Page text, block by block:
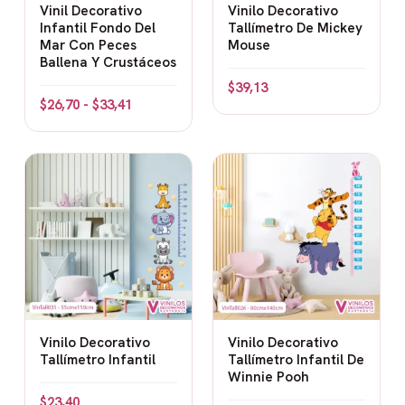
De la selva:Jirafas, elefantes y leones midiendo la
sabana de su habitación.
Ositos, conejitos y animalitos tiernos
para los amantes de la naturaleza.
De unicornios:Magia, arcoíris y sueños para los
pequeños soñadores.
De dinosaurios:
Aventura prehistórica para los futuros
paleontólogos.
De carros:Velocidad y carreras para los pequeños
pilotos.
Diseños educativos:
Aprendiendo geografía mientras mide su
Vinil Decorativo
Infantil Fondo Del
Mar Con Peces
Ballena Y Crustáceos
$26,70 - $33,41
Vinilo Decorativo
Tallímetro De Mickey
Mouse
$39,13
Vinilo Decorativo
Tallímetro Infantil
Vinilo Decorativo
Tallímetro Infantil De
Winnie Pooh